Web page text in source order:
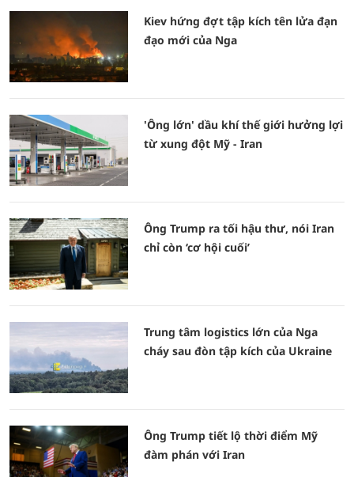
Kiev hứng đợt tập kích tên lửa đạn
đạo mới của Nga
'Ông lớn' dầu khí thế giới hưởng lợi
từ xung đột Mỹ - Iran
Ông Trump ra tối hậu thư, nói Iran
chỉ còn ‘cơ hội cuối’
Trung tâm logistics lớn của Nga
cháy sau đòn tập kích của Ukraine
Ông Trump tiết lộ thời điểm Mỹ
đàm phán với Iran